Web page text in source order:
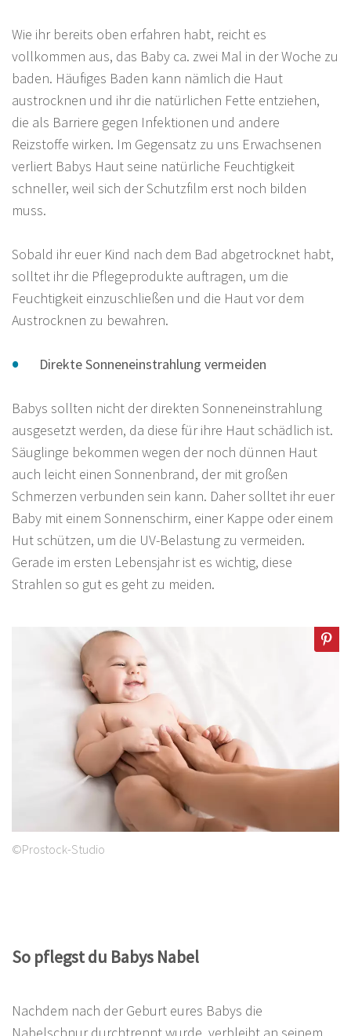
Wie ihr bereits oben erfahren habt, reicht es
vollkommen aus, das Baby ca. zwei Mal in der Woche zu
baden. Häufiges Baden kann nämlich die Haut
austrocknen und ihr die natürlichen Fette entziehen,
die als Barriere gegen Infektionen und andere
Reizstoffe wirken. Im Gegensatz zu uns Erwachsenen
verliert Babys Haut seine natürliche Feuchtigkeit
schneller, weil sich der Schutzfilm erst noch bilden
muss.
Sobald ihr euer Kind nach dem Bad abgetrocknet habt,
solltet ihr die Pflegeprodukte auftragen, um die
Feuchtigkeit einzuschließen und die Haut vor dem
Austrocknen zu bewahren.
Direkte Sonneneinstrahlung vermeiden
Babys sollten nicht der direkten Sonneneinstrahlung
ausgesetzt werden, da diese für ihre Haut schädlich ist.
Säuglinge bekommen wegen der noch dünnen Haut
auch leicht einen Sonnenbrand, der mit großen
Schmerzen verbunden sein kann. Daher solltet ihr euer
Baby mit einem Sonnenschirm, einer Kappe oder einem
Hut schützen, um die UV-Belastung zu vermeiden.
Gerade im ersten Lebensjahr ist es wichtig, diese
Strahlen so gut es geht zu meiden.
©Prostock-Studio
So pflegst du Babys Nabel
Nachdem nach der Geburt eures Babys die